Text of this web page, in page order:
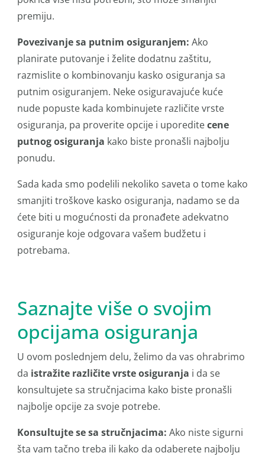
premiju.
Povezivanje sa putnim osiguranjem: Ako
planirate putovanje i želite dodatnu zaštitu,
razmislite o kombinovanju kasko osiguranja sa
putnim osiguranjem. Neke osiguravajuće kuće
nude popuste kada kombinujete različite vrste
osiguranja, pa proverite opcije i uporeditecene
putnog osiguranja kako biste pronašli najbolju
ponudu.
Sada kada smo podelili nekoliko saveta o tome kako
smanjiti troškove kasko osiguranja, nadamo se da
ćete biti u mogućnosti da pronađete adekvatno
osiguranje koje odgovara vašem budžetu i
potrebama.
Saznajte više o svojim
opcijama osiguranja
U ovom poslednjem delu, želimo da vas ohrabrimo
da istražite različite vrste osiguranja i da se
konsultujete sa stručnjacima kako biste pronašli
najbolje opcije za svoje potrebe.
Konsultujte se sa stručnjacima: Ako niste sigurni
šta vam tačno treba ili kako da odaberete najbolju